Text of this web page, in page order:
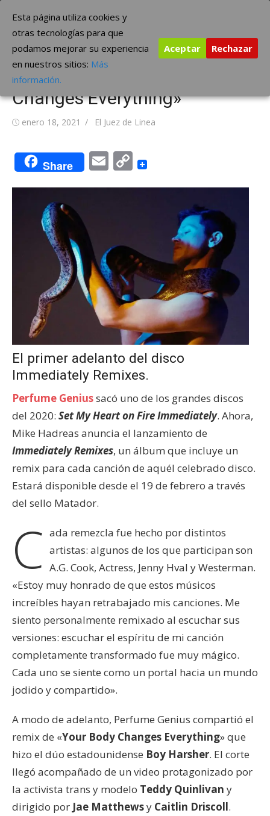
contenido
The Borderline Music
Perfume Genius presenta su
nuevo video: «Your Body
Changes Everything»
Publicada
enero 18, 2021 Autor
El Juez de Linea
Share EmailCopy
El primer adelanto del disco
Immediately Remixes.
Perfume Geniussacó uno de los grandes discos
del 2020: Set My Heart on Fire Immediately. Ahora,
Mike Hadreas anuncia el lanzamiento de
Immediately Remixes, un álbum que incluye un
remix para cada canción de aquél celebrado disco.
Estará disponible desde el 19 de febrero a través
del sello Matador.
C ada remezcla fue hecho por distintos
artistas: algunos de los que participan son
A.G. Cook, Actress, Jenny Hval y Westerman.
«Estoy muy honrado de que estos músicos
increíbles hayan retrabajado mis canciones. Me
siento personalmente remixado al escuchar sus
versiones: escuchar el espíritu de mi canción
completamente transformado fue muy mágico.
Cada uno se siente como un portal hacia un mundo
jodido y compartido».
A modo de adelanto, Perfume Genius compartió el
remix de «Your Body Changes Everything» que
hizo el dúo estadounidense Boy Harsher. El corte
llegó acompañado de un video protagonizado por
la activista trans y modelo Teddy Quinlivan y
dirigido por Jae Matthewsy Caitlin Driscoll.
Esta página utiliza cookies y
otras tecnologías para que
podamos mejorar su experiencia
en nuestros sitios: Más
información.
Aceptar Rechazar